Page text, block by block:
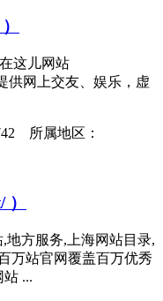
这儿网站
供网上交友、娱乐，虚
所属地区：
,地方服务,上海网站目录,
万站官网覆盖百万优秀
...